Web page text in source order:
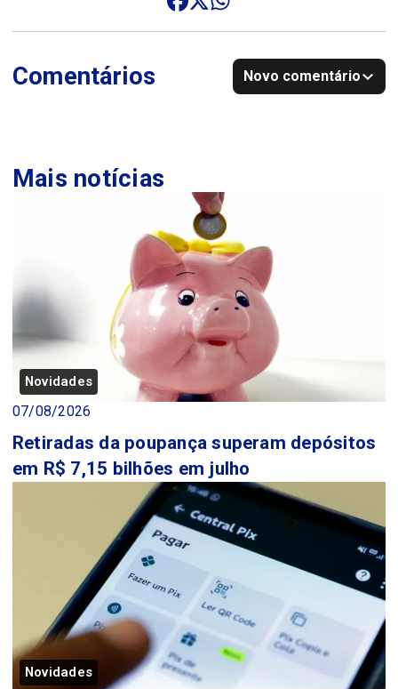
Comentários Novo comentário
Mais notícias
Novidades
07/08/2026
Retiradas da poupança superam depósitos
em R$ 7,15 bilhões em julho
Novidades